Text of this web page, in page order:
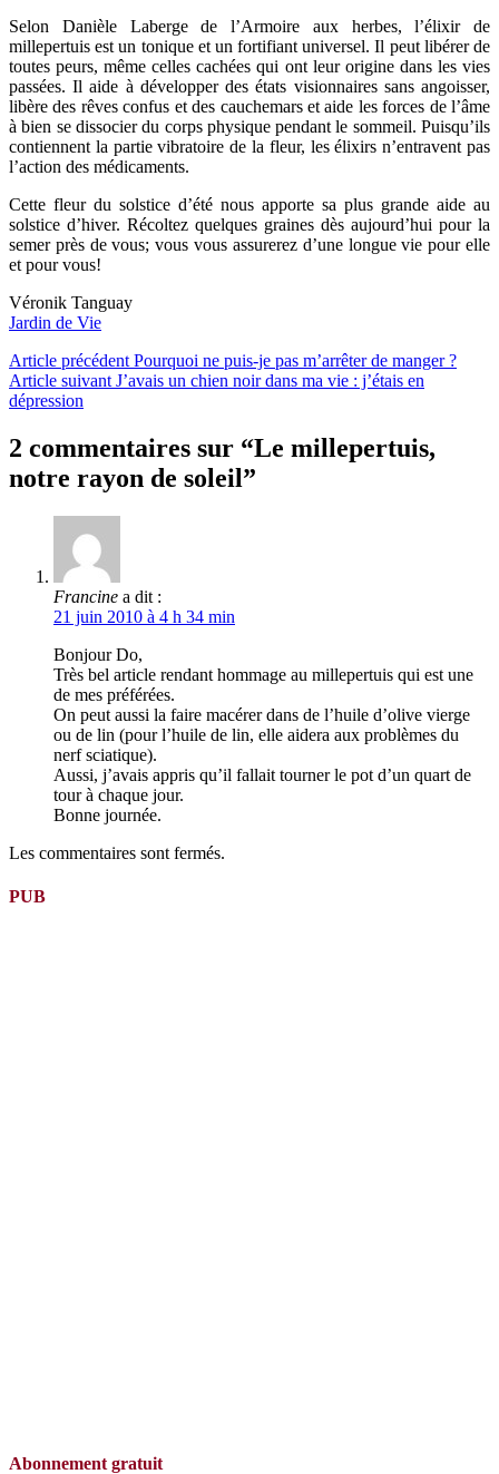
Selon Danièle Laberge de l’Armoire aux herbes, l’élixir de
millepertuis est un tonique et un fortifiant universel. Il peut libérer de
toutes peurs, même celles cachées qui ont leur origine dans les vies
passées. Il aide à développer des états visionnaires sans angoisser,
libère des rêves confus et des cauchemars et aide les forces de l’âme
à bien se dissocier du corps physique pendant le sommeil. Puisqu’ils
contiennent la partie vibratoire de la fleur, les élixirs n’entravent pas
l’action des médicaments.
Cette fleur du solstice d’été nous apporte sa plus grande aide au
solstice d’hiver. Récoltez quelques graines dès aujourd’hui pour la
semer près de vous; vous vous assurerez d’une longue vie pour elle
et pour vous!
Véronik Tanguay
Jardin de Vie
Lire
la
Article précédent Pourquoi ne puis-je pas m’arrêter de manger ?
Article suivant J’avais un chien noir dans ma vie : j’étais en
dépression
2 commentaires sur “Le millepertuis,
notre rayon de soleil”
Francine a dit :
21 juin 2010 à 4 h 34 min
Bonjour Do,
Très bel article rendant hommage au millepertuis qui est une
de mes préférées.
On peut aussi la faire macérer dans de l’huile d’olive vierge
ou de lin (pour l’huile de lin, elle aidera aux problèmes du
nerf sciatique).
Aussi, j’avais appris qu’il fallait tourner le pot d’un quart de
tour à chaque jour.
Bonne journée.
Les commentaires sont fermés.
PUB
Abonnement gratuit